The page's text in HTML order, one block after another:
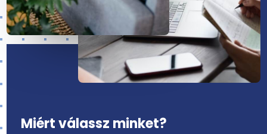
Miért válassz minket?